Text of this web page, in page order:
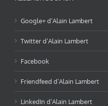
Google+ d’Alain Lambert
Twitter d’Alain Lambert
Facebook
Friendfeed d’Alain Lambert
LinkedIn d’Alain Lambert